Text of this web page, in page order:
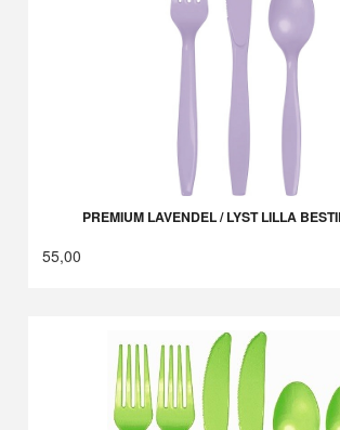
PREMIUM LAVENDEL / LYST LILLA
55,00